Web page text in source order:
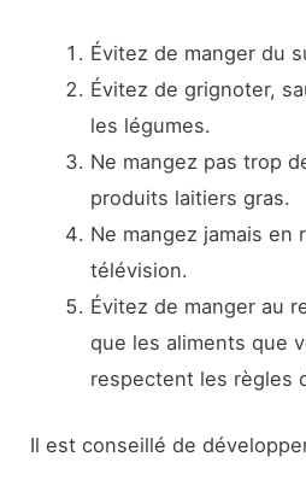
Évitez de manger du
Évitez de grignoter,
les légumes.
Ne mangez pas trop
produits laitiers gras.
Ne mangez jamais en
télévision.
Évitez de manger au
que les aliments que
respectent les règles
Il est conseillé de